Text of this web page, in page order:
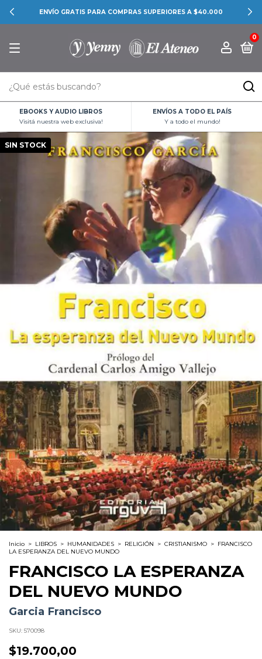
ENVÍO GRATIS PARA COMPRAS SUPERIORES A $40.000
0
EBOOKS Y AUDIO LIBROS
Visitá nuestra web exclusiva!
ENVÍOS A TODO EL PAÍS
Y a todo el mundo!
SIN STOCK
Inicio > LIBROS > HUMANIDADES > RELIGIÓN > CRISTIANISMO > FRANCISCO
LA ESPERANZA DEL NUEVO MUNDO
FRANCISCO LA ESPERANZA
DEL NUEVO MUNDO
Garcia Francisco
SKU: 570098
$19.700,00